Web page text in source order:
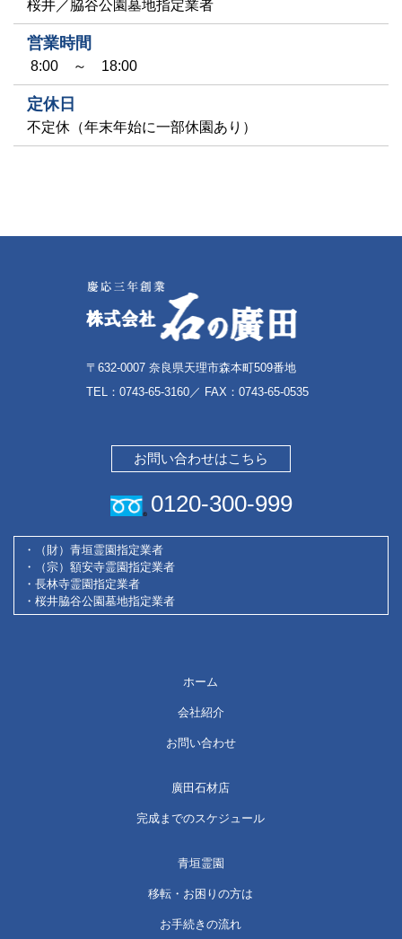
桜井／脇谷公園墓地指定業者
営業時間
8:00 ～ 18:00
定休日
不定休（年末年始に一部休園あり）
〒632-0007 奈良県天理市森本町509番地
TEL：0743-65-3160／ FAX：0743-65-0535
お問い合わせはこちら
0120-300-999
・（財）青垣霊園指定業者
・（宗）額安寺霊園指定業者
・長林寺霊園指定業者
・桜井脇谷公園墓地指定業者
ホーム
会社紹介
お問い合わせ
廣田石材店
完成までのスケジュール
青垣霊園
移転・お困りの方は
お手続きの流れ